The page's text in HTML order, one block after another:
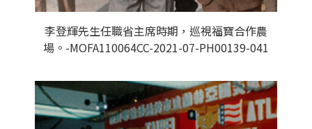
李登輝先生任職省主席時期，巡視福寶合作農
場。-MOFA110064CC-2021-07-PH00139-041